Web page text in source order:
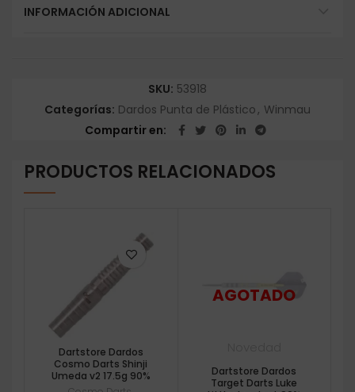
INFORMACIÓN ADICIONAL
SKU: 53918
Categorías: Dardos Punta de Plástico, Winmau
Compartir en
PRODUCTOS RELACIONADOS
Dartstore Dardos
Cosmo Darts Shinji
Umeda v2 17.5g 90%
Dartstore Dardos
Target Darts Luke